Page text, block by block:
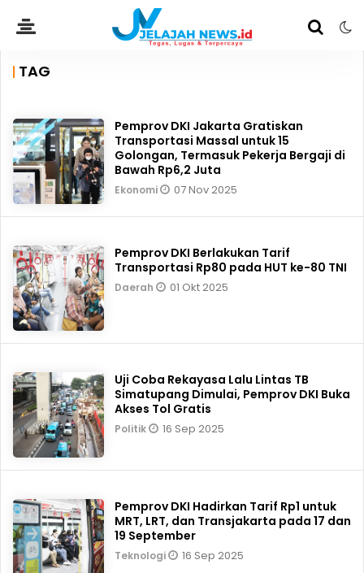
TAG
Pemprov DKI Jakarta Gratiskan
Transportasi Massal untuk 15
Golongan, Termasuk Pekerja Bergaji di
Bawah Rp6,2 Juta
Ekonomi 07 Nov 2025
Pemprov DKI Berlakukan Tarif
Transportasi Rp80 pada HUT ke-80 TNI
Daerah 01 Okt 2025
Uji Coba Rekayasa Lalu Lintas TB
Simatupang Dimulai, Pemprov DKI Buka
Akses Tol Gratis
Politik 16 Sep 2025
Pemprov DKI Hadirkan Tarif Rp1 untuk
MRT, LRT, dan Transjakarta pada 17 dan
19 September
Teknologi 16 Sep 2025